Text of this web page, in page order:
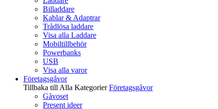
Billaddare
Kablar & Adaptrar
Trådlösa laddare
Visa alla Laddare
Mobiltillbehör
Powerbanks
USB
Visa alla varor
Företagsgåvor
Tillbaka till Alla Kategorier Företagsgåvor
Gåvoset
Present ideer